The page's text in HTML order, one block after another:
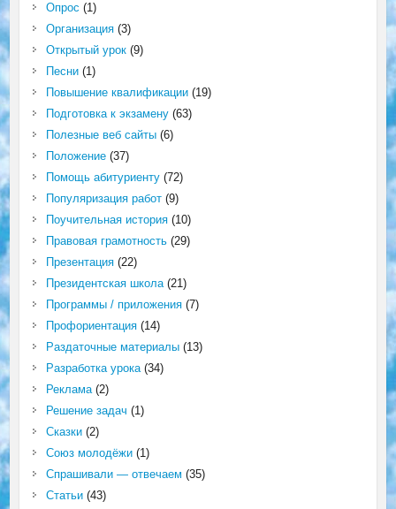
Опрос (1)
Организация(3)
Открытый урок(9)
Песни(1)
Повышение квалификации(19)
Подготовка к экзамену(63)
Полезные веб сайты(6)
Положение(37)
Помощь абитуриенту(72)
Популяризация работ(9)
Поучительная история(10)
Правовая грамотность(29)
Презентация(22)
Президентская школа(21)
Программы / приложения(7)
Профориентация(14)
Раздаточные материалы(13)
Разработка урока(34)
Реклама(2)
Решение задач (1)
Сказки(2)
Союз молодёжи(1)
Спрашивали — отвечаем (35)
Статьи(43)